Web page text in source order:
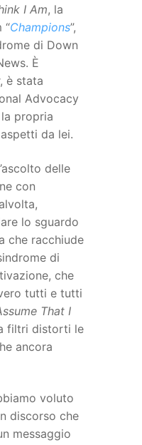
I Am, la
“Champions”,
di Down
È
è stata
Advocacy
propria
da lei.
delle
con
lo sguardo
che racchiude
di
che
tutti e tutti
That I
filtri distorti le
ancora
voluto
discorso che
messaggio